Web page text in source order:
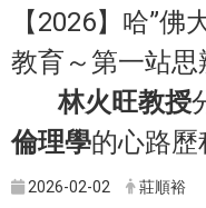
【2026】哈”佛
教育～第一站思
林火旺教授
倫理學的心路歷
2026-02-02 莊順裕